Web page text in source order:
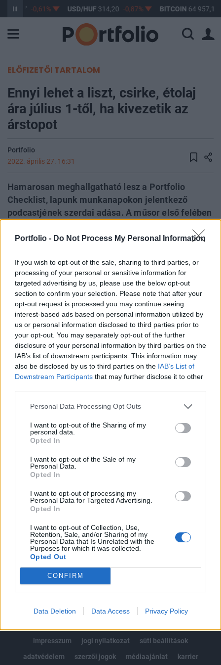
Portfolio - Do Not Process My Personal Information
If you wish to opt-out of the sale, sharing to third parties, or
processing of your personal or sensitive information for
targeted advertising by us, please use the below opt-out
section to confirm your selection. Please note that after your
opt-out request is processed you may continue seeing
interest-based ads based on personal information utilized by
us or personal information disclosed to third parties prior to
your opt-out. You may separately opt-out of the further
disclosure of your personal information by third parties on the
IAB’s list of downstream participants. This information may
also be disclosed by us to third parties on the IAB’s List of
Downstream Participants that may further disclose it to other
Personal Data Processing Opt Outs
I want to opt-out of the Sharing of my
personal data.
Opted In
I want to opt-out of the Sale of my
Personal Data.
Opted In
I want to opt-out of processing my
Personal Data for Targeted Advertising.
Opted In
I want to opt-out of Collection, Use,
Retention, Sale, and/or Sharing of my
Personal Data that Is Unrelated with the
Purposes for which it was collected.
Opted Out
CONFIRM
Data Deletion Data Access Privacy Policy
363,17 -0,61% USD/HUF314,20 -0,87% BITCOIN64 957,13
ELŐFIZETŐI TARTALOM
Ennyi lehet a liszt, csirke, étolaj
ára július 1-től, ha kivezetik az
árstopot
Portfolio
2022. április 27. 16:31
Hamarosan meghallgatható lesz a Portfolio
Checklist, lapunk munkanapokon jelentkező
podcastjének szerdai adása. A műsor első felében
hatásáról lesz szó, második felében pedig arról,
orosz energiafüggőségből.
Frissítés! Az adás megjelent, már meghallgatható erre a
linkre kattintva. Délután 5 körül érkezik a Portfolio
Checklist, lapunk munkanapokon jelentkező podcastjének
szerdai adása. A mai műsor első részében Hornyák József,
a Portfolio makroelemzője lesz a vendégünk, akivel arról
fogunk beszélni, hogy milyen hatást gyakorol az árstop
július 1-jéig való fenntartása a benzinkutakra...
KEDVES OLVASÓNK!
A keresett cikk a portfolio.hu hírarchívumához
regisztrációhoz kötött.
Portfolio.hu teljes cikkarchívum
Kötéslisták: BÉT elmúlt 2 év napon belüli
MÁR ELŐFIZETŐNK VAGY?BEJELENTKEZÉS
impresszum
jogi nyilatkozat
süti beállítások
adatvédelem
szerzői jogok médiaajánlat karrier